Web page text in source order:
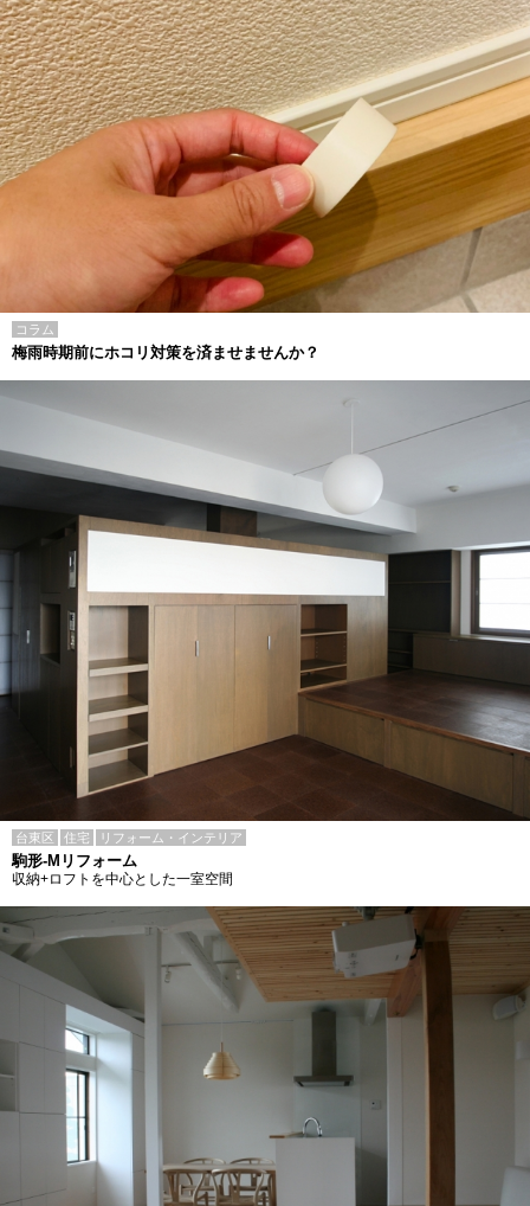
コラム
梅雨時期前にホコリ対策を済ませませんか？
台東区 住宅 リフォーム・インテリア
駒形-Mリフォーム
収納+ロフトを中心とした一室空間